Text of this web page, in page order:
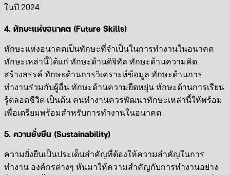
ในปี 2024
4. ทักษะแห่งอนาคต (Future Skills)
ทักษะแห่งอนาคตเป็นทักษะที่จำเป็นในการทำงานในอนาคต
ทักษะเหล่านี้ได้แก่ ทักษะด้านดิจิทัล ทักษะด้านความคิด
สร้างสรรค์ ทักษะด้านการวิเคราะห์ข้อมูล ทักษะด้านการ
ทำงานร่วมกับผู้อื่น ทักษะด้านความยืดหยุ่น ทักษะด้านการเรียน
รู้ตลอดชีวิต เป็นต้น คนทำงานควรพัฒนาทักษะเหล่านี้ให้พร้อม
เพื่อเตรียมพร้อมสำหรับการทำงานในอนาคต
5. ความยั่งยืน (Sustainability)
ความยั่งยืนเป็นประเด็นสำคัญที่ต้องให้ความสำคัญในการ
ทำงาน องค์กรต่างๆ หันมาให้ความสำคัญกับการทำงานอย่าง